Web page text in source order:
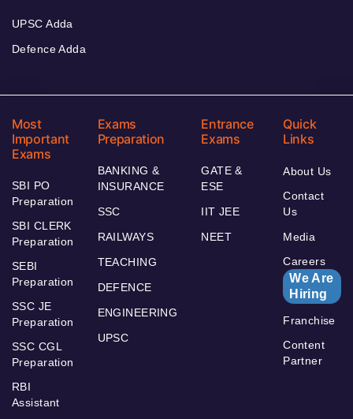
UPSC Adda
Defence Adda
Most
Important
Exams
SBI PO
Preparation
SBI CLERK
Preparation
SEBI
Preparation
SSC JE
Preparation
SSC CGL
Preparation
RBI
Assistant
Exams
Preparation
BANKING &
INSURANCE
SSC
RAILWAYS
TEACHING
DEFENCE
ENGINEERING
UPSC
Entrance
Exams
GATE &
ESE
IIT JEE
NEET
Quick
Links
About Us
Contact
Us
Media
Careers
We Are
Hiring
Franchise
Content
Partner